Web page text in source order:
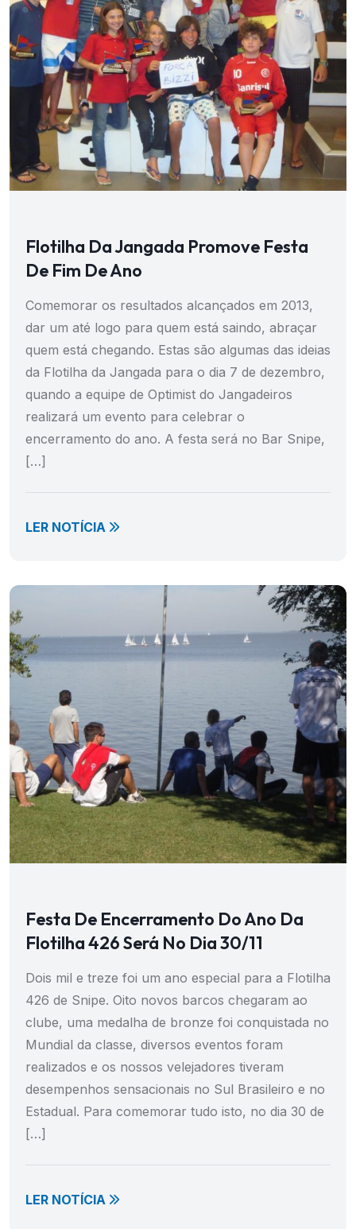
Flotilha Da Jangada Promove Festa
De Fim De Ano
Comemorar os resultados alcançados em 2013,
dar um até logo para quem está saindo, abraçar
quem está chegando. Estas são algumas das ideias
da Flotilha da Jangada para o dia 7 de dezembro,
quando a equipe de Optimist do Jangadeiros
realizará um evento para celebrar o
encerramento do ano. A festa será no Bar Snipe,
[…]
LER NOTÍCIA
Festa De Encerramento Do Ano Da
Flotilha 426 Será No Dia 30/11
Dois mil e treze foi um ano especial para a Flotilha
426 de Snipe. Oito novos barcos chegaram ao
clube, uma medalha de bronze foi conquistada no
Mundial da classe, diversos eventos foram
realizados e os nossos velejadores tiveram
desempenhos sensacionais no Sul Brasileiro e no
Estadual. Para comemorar tudo isto, no dia 30 de
[…]
LER NOTÍCIA